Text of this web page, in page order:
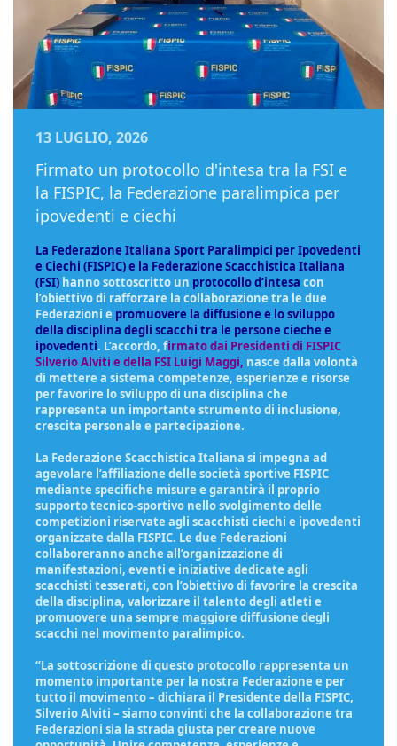
13 LUGLIO, 2026
Firmato un protocollo d'intesa tra la FSI e
la FISPIC, la Federazione paralimpica per
ipovedenti e ciechi
La Federazione Italiana Sport Paralimpici per Ipovedenti
e Ciechi (FISPIC) e la Federazione Scacchistica Italiana
(FSI) hanno sottoscritto un protocollo d’intesa con
l’obiettivo di rafforzare la collaborazione tra le due
Federazioni e promuovere la diffusione e lo sviluppo
della disciplina degli scacchi tra le persone cieche e
ipovedenti. L’accordo, firmato dai Presidenti di FISPIC
Silverio Alviti e della FSI Luigi Maggi, nasce dalla volontà
di mettere a sistema competenze, esperienze e risorse
per favorire lo sviluppo di una disciplina che
rappresenta un importante strumento di inclusione,
crescita personale e partecipazione.
La Federazione Scacchistica Italiana si impegna ad
agevolare l’affiliazione delle società sportive FISPIC
mediante specifiche misure e garantirà il proprio
supporto tecnico-sportivo nello svolgimento delle
competizioni riservate agli scacchisti ciechi e ipovedenti
organizzate dalla FISPIC. Le due Federazioni
collaboreranno anche all’organizzazione di
manifestazioni, eventi e iniziative dedicate agli
scacchisti tesserati, con l’obiettivo di favorire la crescita
della disciplina, valorizzare il talento degli atleti e
promuovere una sempre maggiore diffusione degli
scacchi nel movimento paralimpico.
“La sottoscrizione di questo protocollo rappresenta un
momento importante per la nostra Federazione e per
tutto il movimento – dichiara il Presidente della FISPIC,
Silverio Alviti – siamo convinti che la collaborazione tra
Federazioni sia la strada giusta per creare nuove